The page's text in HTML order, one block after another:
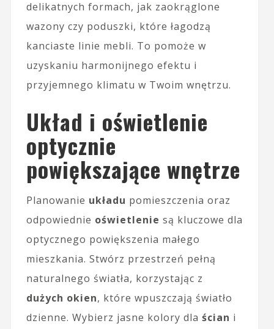
delikatnych formach, jak zaokrąglone
wazony czy poduszki, które łagodzą
kanciaste linie mebli. To pomoże w
uzyskaniu harmonijnego efektu i
przyjemnego klimatu w Twoim wnętrzu.
Układ i oświetlenie
optycznie
powiększające wnętrze
Planowanie układu pomieszczenia oraz
odpowiednie oświetlenie są kluczowe dla
optycznego powiększenia małego
mieszkania. Stwórz przestrzeń pełną
naturalnego światła, korzystając z
dużych okien, które wpuszczają światło
dzienne. Wybierz jasne kolory dla ścian i